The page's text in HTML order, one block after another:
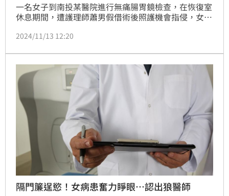
一名女子到南投某醫院進行無痛腸胃鏡檢查，在恢復室
休息期間，遭護理師蕭男假借術後照護機會指侵，女子
承犯行，因為怕被關，還掏出70萬賠償，與受害女子達
護之人利用機會性交罪，判處8月徒刑、緩刑3年，並應
接受6次法治教育；全案可上訴。
2024/11/13 12:20
隔門簾逞慾！女病患奮力睜眼…認出狼醫師